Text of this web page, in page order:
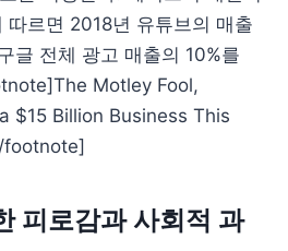
따르면 2018년 유튜브의 매출
글 전체 광고 매출의 10%를
Motley Fool,
$15 Billion Business This
footnote]
피로감과 사회적 과